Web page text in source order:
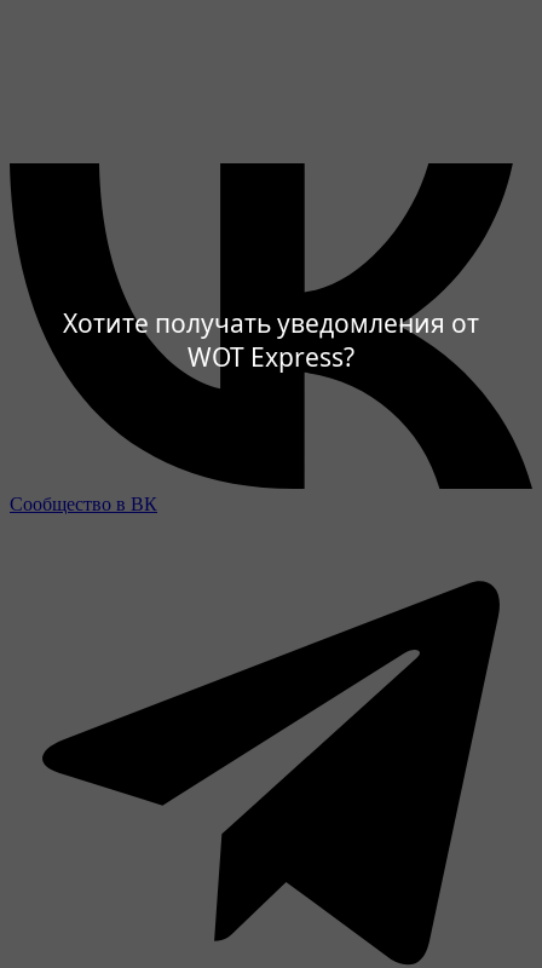
Хотите получать уведомления от
WOT Express?
Сообщество в ВК